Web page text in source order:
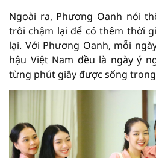
Ngoài ra, Phương Oanh nói
trôi chậm lại để có thêm thời
lại. Với Phương Oanh, mỗi
hậu Việt Nam đều là ngày ý
từng phút giây được sống